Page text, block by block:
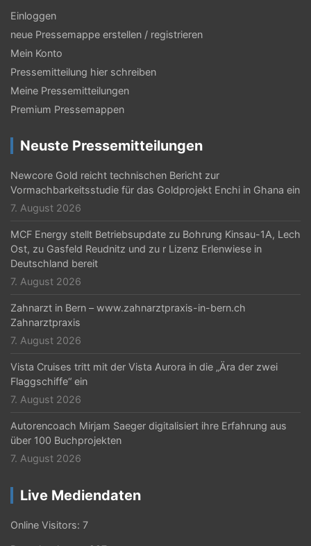
Einloggen
neue Pressemappe erstellen / registrieren
Mein Konto
Pressemitteilung hier schreiben
Meine Pressemitteilungen
Premium Pressemappen
Neuste Pressemitteilungen
Newcore Gold reicht technischen Bericht zur
Vormachbarkeitsstudie für das Goldprojekt Enchi in Ghana ein
7. August 2026
MCF Energy stellt Betriebsupdate zu Bohrung Kinsau-1A, Lech
Ost, zu Gasfeld Reudnitz und zu r Lizenz Erlenwiese in
Deutschland bereit
7. August 2026
Zahnarzt in Bern – www.zahnarztpraxis-in-bern.ch
Zahnarztpraxis
7. August 2026
Vista Cruises tritt mit der Vista Aurora in die „Ära der zwei
Flaggschiffe“ ein
7. August 2026
Autorencoach Mirjam Saeger digitalisiert ihre Erfahrung aus
über 100 Buchprojekten
7. August 2026
Live Mediendaten
Online Visitors: 7